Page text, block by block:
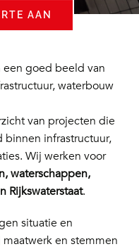
AAN
goed beeld van
waterbouw
van projecten die
infrastructuur,
Wij werken voor
waterschappen,
Rijkswaterstaat.
situatie en
en stemmen